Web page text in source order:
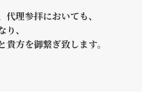
理参拝においても、
、
方を御繋ぎ致します。